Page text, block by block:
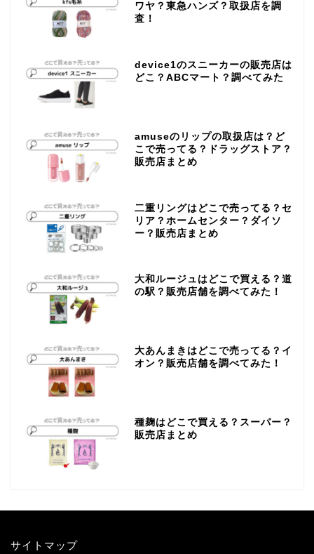
ワヤ？東急ハンズ？取扱店を調
査！
device1のスニーカーの販売店は
どこ？ABCマート？調べてみた
amuseのリップの取扱店は？ど
こで売ってる？ドラッグストア？
販売店まとめ
二重リングはどこで売ってる？セ
リア？ホームセンター？ダイソ
ー？販売店まとめ
大和ルージュはどこで買える？道
の駅？販売店舗を調べてみた！
大あんまきはどこで売ってる？イ
オン？販売店舗を調べてみた！
種麹はどこで買える？スーパー？
販売店まとめ
サイトマップ